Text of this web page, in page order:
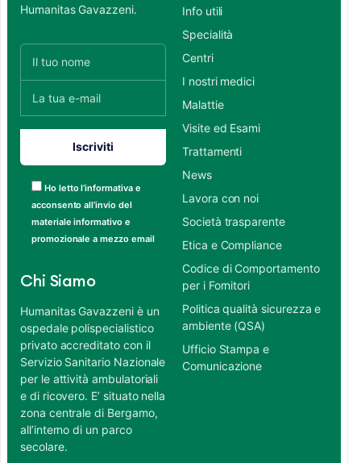
Humanitas Gavazzeni.
Ho letto l’informativa e
acconsento all’invio del
materiale informativo e
promozionale a mezzo email
Chi Siamo
Humanitas Gavazzeni è un
ospedale polispecialistico
privato accreditato con il
Servizio Sanitario Nazionale
per le attività ambulatoriali
e di ricovero. E’ situato nella
zona centrale di Bergamo,
all’interno di un parco
secolare.
Info utili
Specialità
Centri
I nostri medici
Malattie
Visite ed Esami
Trattamenti
News
Lavora con noi
Società trasparente
Etica e Compliance
Codice di Comportamento
per i Fornitori
Politica qualità sicurezza e
ambiente (QSA)
Ufficio Stampa e
Comunicazione